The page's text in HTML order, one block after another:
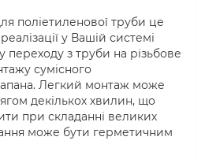
поліетиленової труби це
у Вашій системі
переходу з труби на різьбове
сумісного
Легкий монтаж може
декількох хвилин, що
при складанні великих
може бути герметичним